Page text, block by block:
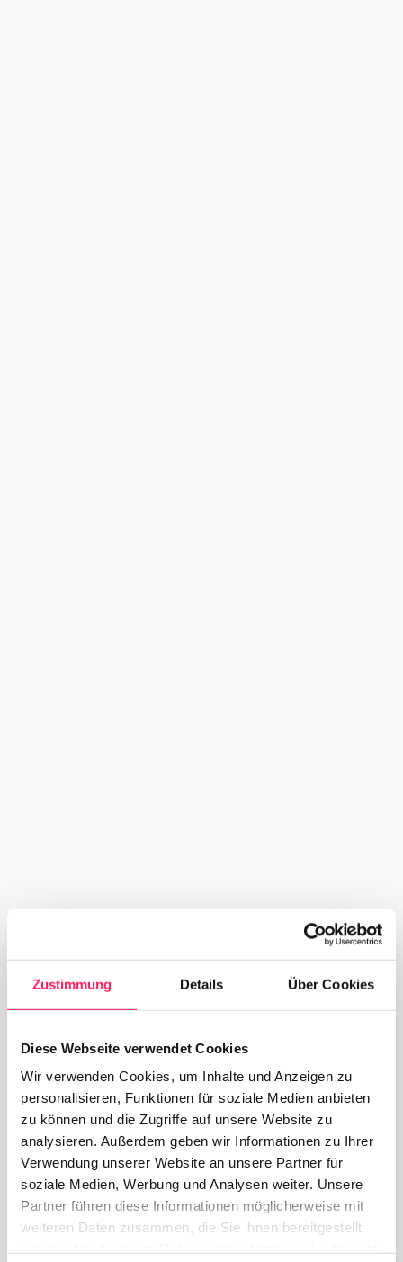
Zustimmung Details Über Cookies
Diese Webseite verwendet Cookies
Wir verwenden Cookies, um Inhalte und Anzeigen zu
personalisieren, Funktionen für soziale Medien anbieten
zu können und die Zugriffe auf unsere Website zu
analysieren. Außerdem geben wir Informationen zu Ihrer
Verwendung unserer Website an unsere Partner für
soziale Medien, Werbung und Analysen weiter. Unsere
Partner führen diese Informationen möglicherweise mit
weiteren Daten zusammen, die Sie ihnen bereitgestellt